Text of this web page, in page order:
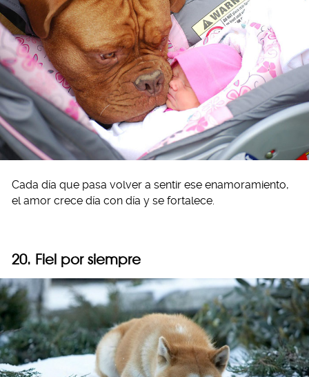
Cada día que pasa volver a sentir ese enamoramiento,
el amor crece día con día y se fortalece.
20. Fiel por siempre